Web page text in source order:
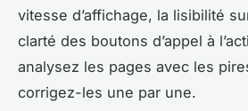
vitesse d’affichage, la lisibilité
clarté des boutons d’appel à
analysez les pages avec les
corrigez-les une par une.